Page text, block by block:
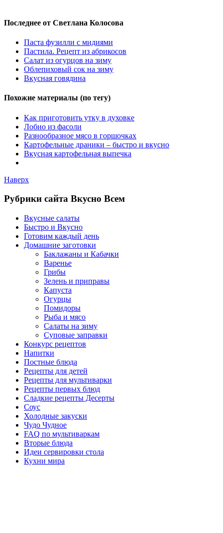
Последнее от Светлана Колосова
Паста фузилли с мидиями
Пастила. Рецепт из абрикосов
Салат из огурцов на зиму
Облепиховый сок на зиму
Вкусная говядина
Похожие материалы (по тегу)
Как приготовить утку в духовке
Лобио из фасоли
Разнообразное мясо в горшочках
Картофельные драники – быстро и вкусно
Вкусная картофельная выпечка
Наверх
Рубрики сайта Вкусно Всем
Вкусные салаты
Быстро и Вкусно
Готовим каждый день
Домашние заготовки
Баклажаны и Кабачки
Варенье
Грибы
Зелень и приправы
Капуста
Огурцы
Помидоры
Рыба и мясо
Салаты на зиму
Суповые заправки
Конкурс рецептов
Напитки
Постные блюда
Рецепты для детей
Рецепты для мультиварки
Рецепты первых блюд
Сладкие рецепты Десерты
Соус
Холодные закуски
Чудо Чудное
FAQ по мультиваркам
Вторые блюда
Идеи сервировки стола
Кухни мира